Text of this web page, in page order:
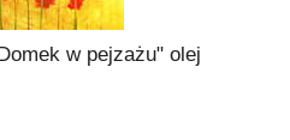
w pejzażu" olej